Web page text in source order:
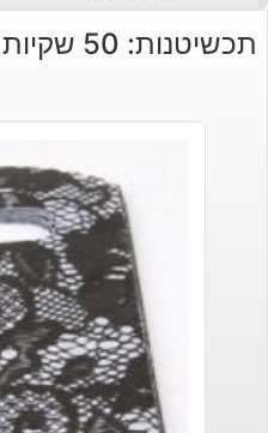
תכשיטנות: 50 שקיות אריזה ידית איור מנומר